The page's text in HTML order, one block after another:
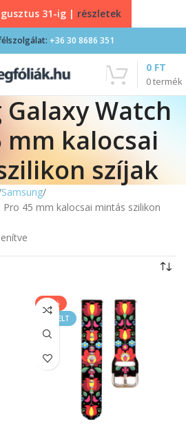
+36 30 8686 351
0termék
0 FT
Galaxy Watch
mm kalocsai
szíjak
Samsung
Pro 45 mm kalocsai mintás szilikon
-33%
KIEMELT
31-ig | részletek